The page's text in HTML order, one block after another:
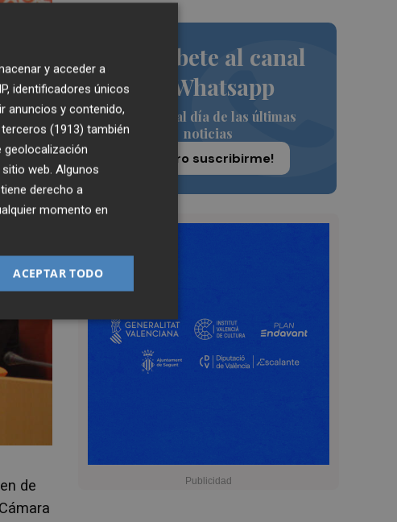
Suscríbete al canal
de Whatsapp
Siempre al día de las últimas
noticias
¡Quiero suscribirme!
de
y acceder a
identificadores únicos
anuncios y contenido,
(1913) también
geolocalización
web. Algunos
derecho a
momento en
ACEPTAR TODO